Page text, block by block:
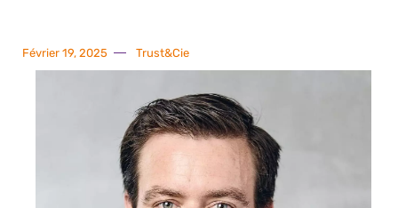
Février 19, 2025 Trust&Cie